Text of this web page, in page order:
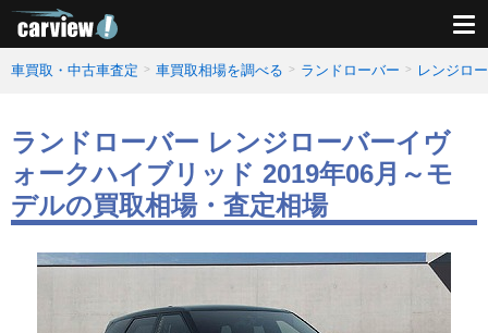
車買取・中古車査定 車買取相場を調べる ランドローバー レンジロ
ランドローバー レンジローバーイヴ
ォークハイブリッド 2019年06月～モ
デルの買取相場・査定相場